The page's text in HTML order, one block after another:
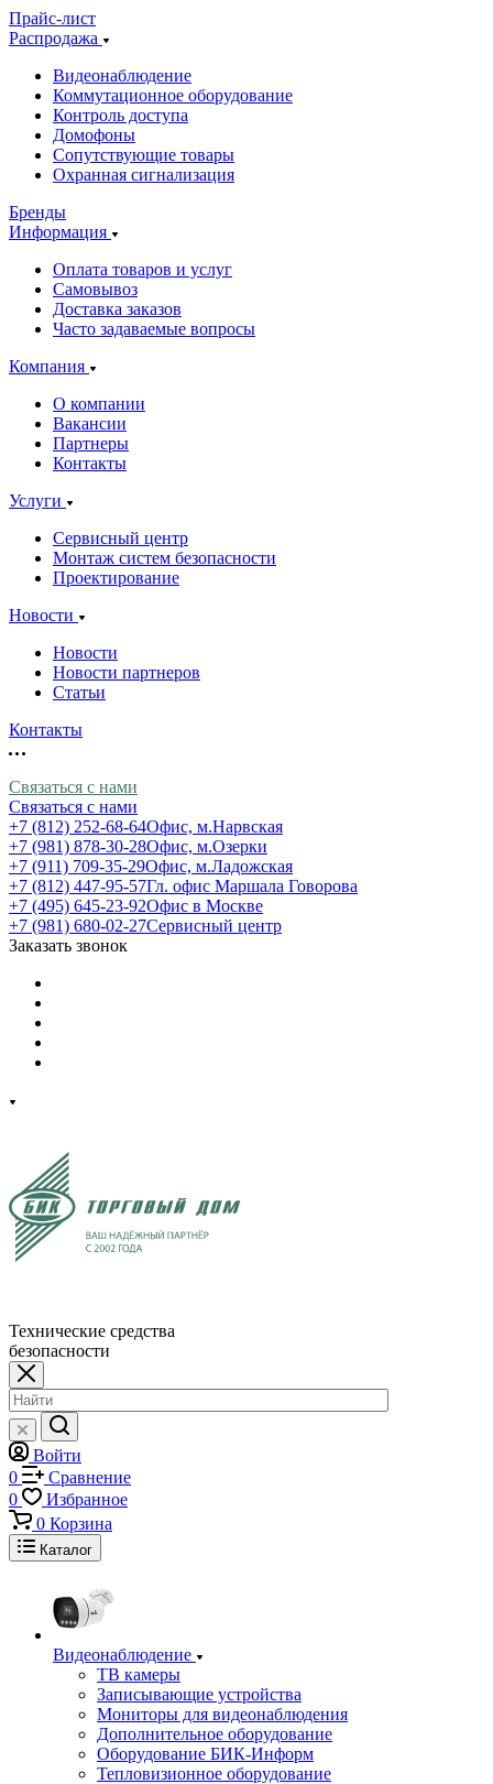
Прайс-лист
Распродажа
Видеонаблюдение
Коммутационное оборудование
Контроль доступа
Домофоны
Сопутствующие товары
Охранная сигнализация
Бренды
Информация
Оплата товаров и услуг
Самовывоз
Доставка заказов
Часто задаваемые вопросы
Компания
О компании
Вакансии
Партнеры
Контакты
Услуги
Сервисный центр
Монтаж систем безопасности
Проектирование
Новости
Новости
Новости партнеров
Статьи
Контакты
Связаться с нами
Связаться с нами
+7 (812) 252-68-64Офис, м.Нарвская
+7 (981) 878-30-28Офис, м.Озерки
+7 (911) 709-35-29Офис, м.Ладожская
+7 (812) 447-95-57Гл. офис Маршала Говорова
+7 (495) 645-23-92Офис в Москве
+7 (981) 680-02-27Сервисный центр
Заказать звонок
Технические средства
безопасности
Войти
0
Сравнение
0
Избранное
0 Корзина
Каталог
Видеонаблюдение
ТВ камеры
Записывающие устройства
Мониторы для видеонаблюдения
Дополнительное оборудование
Оборудование БИК-Информ
Тепловизионное оборудование